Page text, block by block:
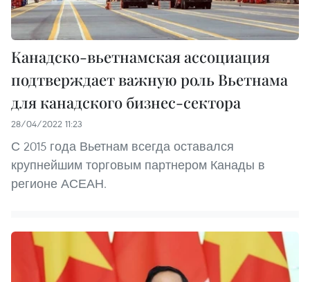
Канадско-вьетнамская ассоциация
подтверждает важную роль Вьетнама
для канадского бизнес-сектора
28/04/2022 11:23
С 2015 года Вьетнам всегда оставался
крупнейшим торговым партнером Канады в
регионе АСЕАН.